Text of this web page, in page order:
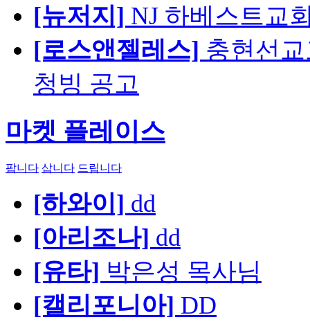
[뉴저지] NJ 하베스트교
[로스앤젤레스] 충현선
청빙 공고
마켓 플레이스
팝니다 삽니다 드립니다
[하와이] dd
[아리조나] dd
[유타] 박은성 목사님
[캘리포니아] DD